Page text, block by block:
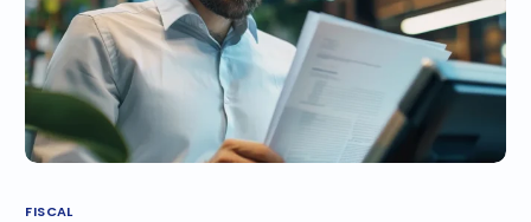
FISCAL